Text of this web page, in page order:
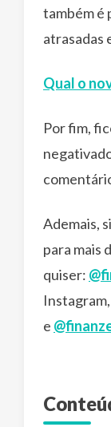
também é
atrasadas
Qual o
Por fim,
Ademais,
para mais
quiser:
Instagram,
e